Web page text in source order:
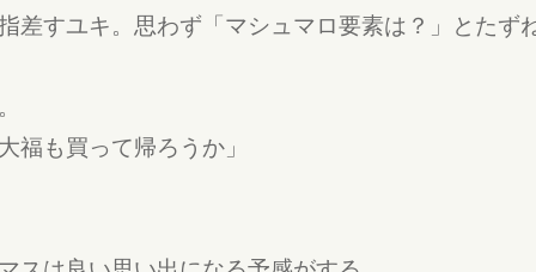
すユキ。思わず「マシュマロ要素は？」とたず
福も買って帰ろうか」